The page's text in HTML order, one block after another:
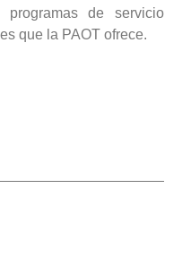
programas de servicio
que la PAOT ofrece.